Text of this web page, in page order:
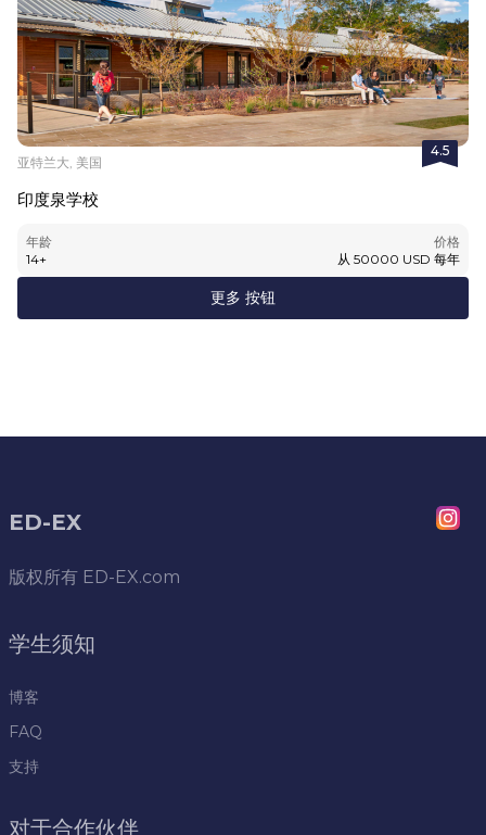
4.5
亚特兰大, 美国
印度泉学校
年龄
14+
价格
从 50000 USD 每年
更多 按钮
ED-EX
版权所有 ED-EX.com
学生须知
博客
FAQ
支持
对于合作伙伴